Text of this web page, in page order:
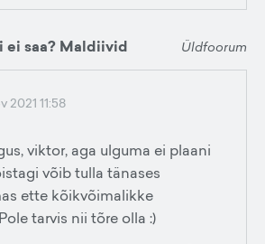
ei saa? Maldiivid Üldfoorum
2021 11:58
viktor, aga ulguma ei plaani
võib tulla tänases
ette kõikvõimalikke
tarvis nii tõre olla :)